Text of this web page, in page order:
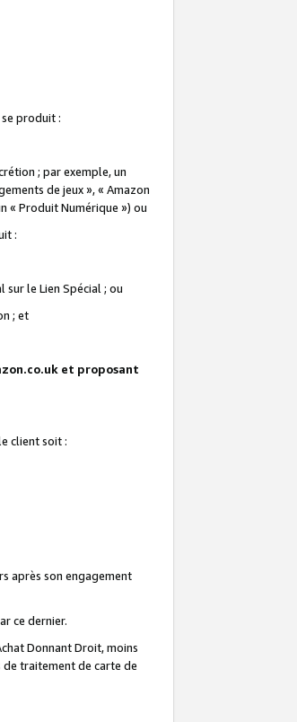
produit :
; par exemple, un
de jeux », « Amazon
« Produit Numérique ») ou
:
le Lien Spécial ; ou
; et
et proposant
client soit :
après son engagement
ce dernier.
Donnant Droit, moins
traitement de carte de